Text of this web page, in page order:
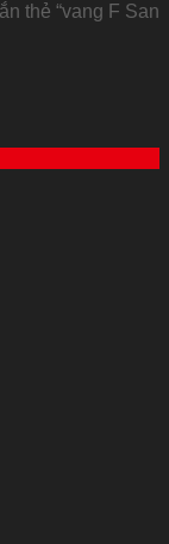
thẻ “vang F San